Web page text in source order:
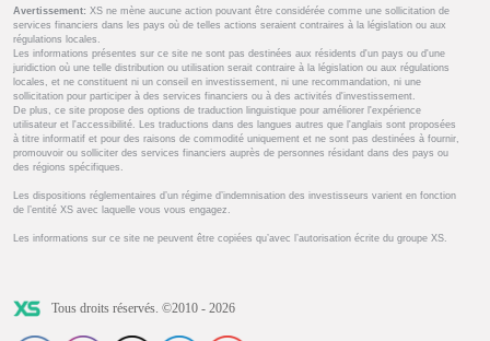
Avertissement: XS ne mène aucune action pouvant être considérée comme une sollicitation de
services financiers dans les pays où de telles actions seraient contraires à la législation ou aux
régulations locales.
Les informations présentes sur ce site ne sont pas destinées aux résidents d'un pays ou d'une
juridiction où une telle distribution ou utilisation serait contraire à la législation ou aux régulations
locales, et ne constituent ni un conseil en investissement, ni une recommandation, ni une
sollicitation pour participer à des services financiers ou à des activités d'investissement.
De plus, ce site propose des options de traduction linguistique pour améliorer l'expérience
utilisateur et l'accessibilité. Les traductions dans des langues autres que l'anglais sont proposées
à titre informatif et pour des raisons de commodité uniquement et ne sont pas destinées à fournir,
promouvoir ou solliciter des services financiers auprès de personnes résidant dans des pays ou
des régions spécifiques.
Les dispositions réglementaires d’un régime d’indemnisation des investisseurs varient en fonction
de l’entité XS avec laquelle vous vous engagez.
Les informations sur ce site ne peuvent être copiées qu’avec l’autorisation écrite du groupe XS.
Tous droits réservés. ©2010 - 2026